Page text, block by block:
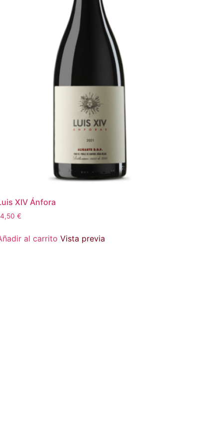
XIV Ánfora
€
al carrito Vista previa